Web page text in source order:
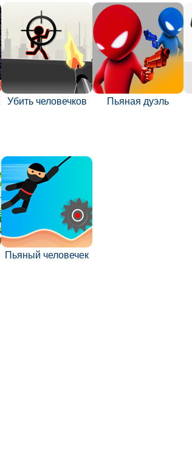
Убить человечков Пьяная дуэль
Пьяный человечек